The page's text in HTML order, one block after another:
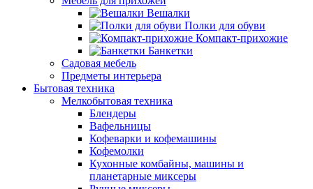
Вешалки
Полки для обуви
Компакт-прихожие
Банкетки
Садовая мебель
Предметы интерьера
Бытовая техника
Мелкобытовая техника
Блендеры
Вафельницы
Кофеварки и кофемашины
Кофемолки
Кухонные комбайны, машины и
планетарные миксеры